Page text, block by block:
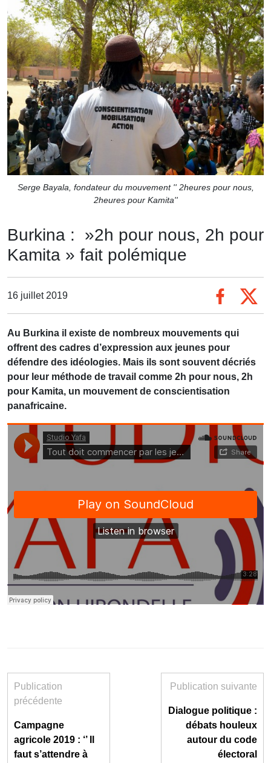
Serge Bayala, fondateur du mouvement '' 2heures pour nous,
2heures pour Kamita''
Burkina : »2h pour nous, 2h pour
Kamita » fait polémique
16 juillet 2019
Au Burkina il existe de nombreux mouvements qui
offrent des cadres d’expression aux jeunes pour
défendre des idéologies. Mais ils sont souvent décriés
pour leur méthode de travail comme 2h pour nous, 2h
pour Kamita, un mouvement de conscientisation
panafricaine.
Publication
précédente
Campagne
agricole 2019 : ‘’ Il
faut s’attendre à
Publication suivante
Dialogue politique :
débats houleux
autour du code
électoral